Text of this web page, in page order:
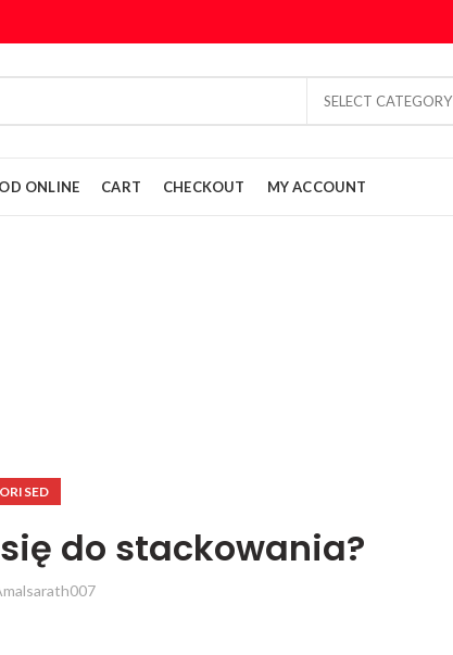
SELECT CATEGORY
ONLINE CART CHECKOUT MY ACCOUNT
do stackowania?